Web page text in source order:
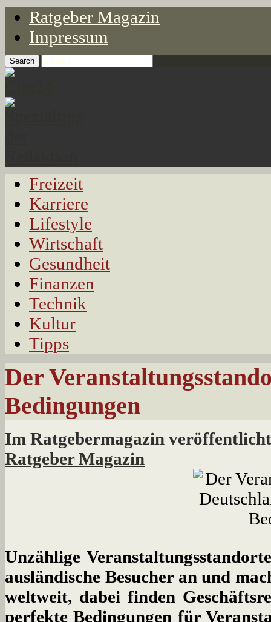
Ratgeber Magazin
Impressum
Freizeit
Karriere
Lifestyle
Wirtschaft
Gesundheit
Finanzen
Technik
Kultur
Tipps
Der
Bedingungen
Im Ratgebermagazin
Ratgeber Magazin
Unzählige
ausländische Besucher an und
weltweit, dabei finden
perfekte Bedingungen für